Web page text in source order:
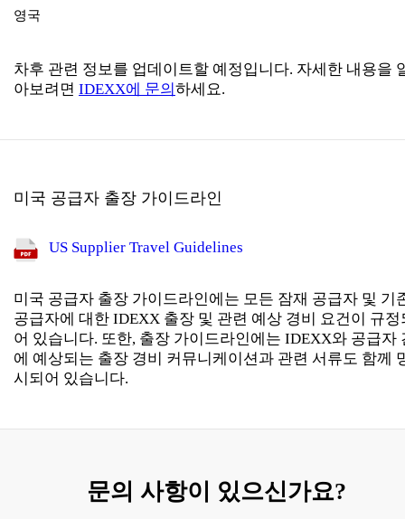
영국
차후 관련 정보를 업데이트할 예정입니다. 자세한 내용을
아보려면 IDEXX에 문의 하세요.
미국 공급자 출장 가이드라인
US Supplier Travel Guidelines
미국 공급자 출장 가이드라인에는 모든 잠재 공급자 및 기
공급자에 대한 IDEXX 출장 및 관련 예상 경비 요건이 규정
어 있습니다. 또한, 출장 가이드라인에는 IDEXX와 공급자
에 예상되는 출장 경비 커뮤니케이션과 관련 서류도 함께
시되어 있습니다.
문의 사항이 있으신가요?